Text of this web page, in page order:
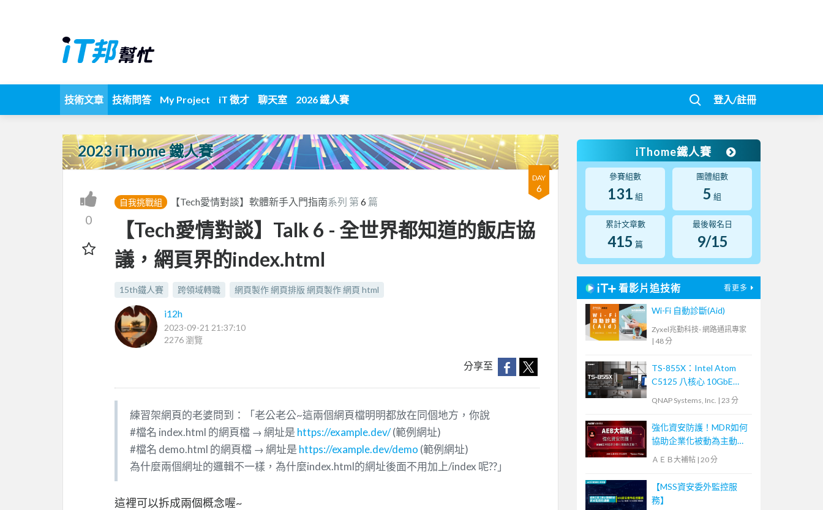
技術文章 技術問答 My Project iT 徵才 聊天室 2026 鐵人賽 登入/註冊
2023 iThome 鐵人賽
DAY
6
0
自我挑戰組 【Tech愛情對談】軟體新手入門指南系列 第6 篇
【Tech愛情對談】Talk 6 - 全世界都知道的飯店協
議，網頁界的index.html
15th鐵人賽 跨領域轉職 網頁製作 網頁排版 網頁製作 網頁 html
i12h
2023-09-21 21:37:10
2276 瀏覽
分享至
練習架網頁的老婆問到：「老公老公~這兩個網頁檔明明都放在同個地方，你說
#檔名 index.html 的網頁檔 → 網址是 https://example.dev/(範例網址)
#檔名 demo.html 的網頁檔 → 網址是 https://example.dev/demo (範例網址)
為什麼兩個網址的邏輯不一樣，為什麼index.html的網址後面不用加上/index 呢??」
這裡可以拆成兩個概念喔~
iThome鐵人賽
參賽組數
131 組
團體組數
5 組
累計文章數
415 篇
最後報名日
9/15
看影片追技術 看更多
Wi-Fi 自動診斷(Aid)
Zyxel兆勤科技- 網路通訊專家
| 48 分
TS-855X：Intel Atom
C5125 八核心 10GbE
NAS，內建雙 M.2 NVMe
槽，大容量混合式儲存架
構適合中小企業備份及監
控應用
QNAP Systems, Inc. | 23 分
強化資安防護！MDR如何
協助企業化被動為主動？
【宏碁資訊網路學堂】
ＡＥＢ大補帖 | 20 分
【MSS資安委外監控服
務】